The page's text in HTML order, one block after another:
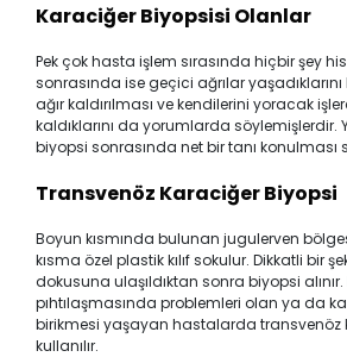
Karaciğer Biyopsisi Olanlar
Pek çok hasta işlem sırasında hiçbir şey
sonrasında ise geçici ağrılar
ağır kaldırılması ve kendilerini yoracak
kaldıklarını da yorumlarda söylemişlerdir.
biyopsi sonrasında net bir tanı konulması
Transvenöz Karaciğer Biyopsi
Boyun kısmında bulunan jugulerven
kısma özel plastik kılıf sokulur. Dikkatli bir
dokusuna ulaşıldıktan sonra biyopsi alınır.
pıhtılaşmasında problemleri olan ya da
birikmesi yaşayan hastalarda transvenöz
kullanılır.